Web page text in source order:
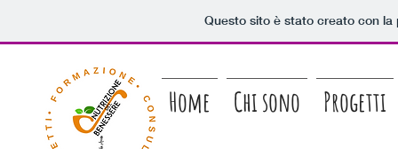
Questo sito è stato creato con
Home Chi sono Progetti